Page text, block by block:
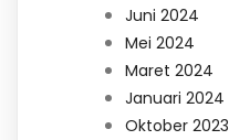
Juni 2024
Mei 2024
Maret 2024
Januari 2024
Oktober 2023